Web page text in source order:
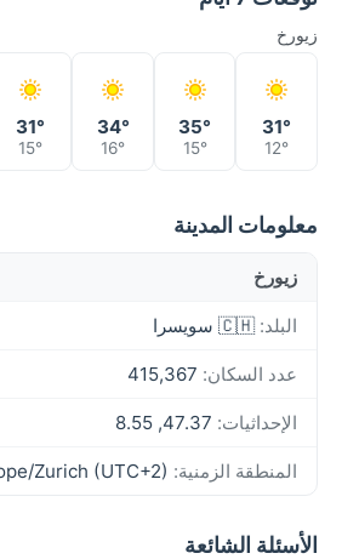
زيورخ
31°
12°
35°
15°
34°
16°
31°
15°
معلومات المدينة
زيورخ
البلد: 🇨🇭 سويسرا
عدد السكان:
الإحداثيات:
المنطقة الزمنية:
الأسئلة الشائعة